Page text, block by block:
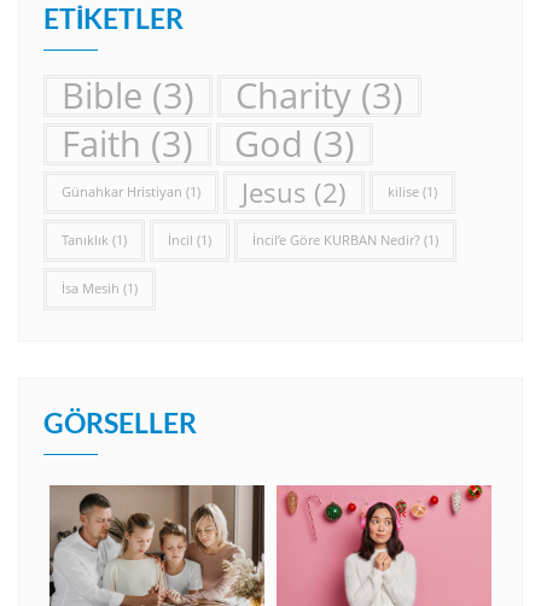
ETIKETLER
Bible (3) Charity (3)
Faith (3) God (3)
Günahkar Hristiyan (1) Jesus (2) kilise (1)
Tanıklık (1) İncil (1) İncil’e Göre KURBAN Nedir? (1)
İsa Mesih (1)
GÖRSELLER